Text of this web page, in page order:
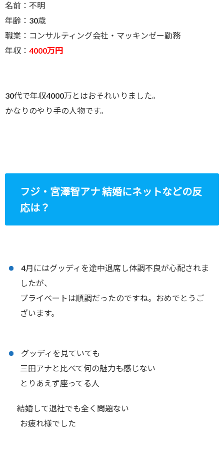
名前：不明
年齢：30歳
職業：コンサルティング会社・マッキンゼー勤務
年収： 4000万円
30代で年収4000万とはおそれいりました。
かなりのやり手の人物です。
フジ・宮澤智アナ 結婚にネットなどの反
応は？
4月にはグッディを途中退席し体調不良が心配されま
したが、
プライベートは順調だったのですね。おめでとうご
ざいます。
グッディを見ていても
三田アナと比べて何の魅力も感じない
とりあえず座ってる人
結婚して退社でも全く問題ない
お疲れ様でした